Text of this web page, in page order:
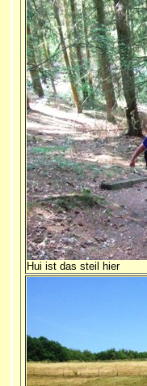
Hui ist das steil hier